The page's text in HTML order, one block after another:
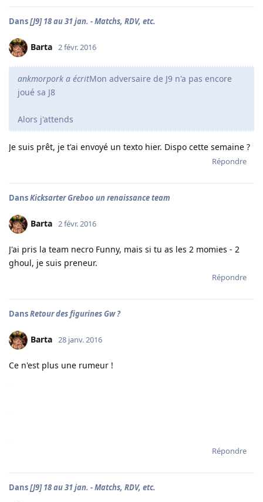
Dans[J9] 18 au 31 jan. - Matchs, RDV, etc.
Barta 2 févr. 2016
ankmorpork a écritMon adversaire de J9 n'a pas encore
joué sa J8
Alors j'attends
Je suis prêt, je t'ai envoyé un texto hier. Dispo cette semaine ?
Répondre
DansKicksarter Greboo un renaissance team
Barta 2 févr. 2016
J'ai pris la team necro Funny, mais si tu as les 2 momies - 2
ghoul, je suis preneur.
Répondre
DansRetour des figurines Gw ?
Barta 28 janv. 2016
Ce n'est plus une rumeur !
Répondre
Dans[J9] 18 au 31 jan. - Matchs, RDV, etc.